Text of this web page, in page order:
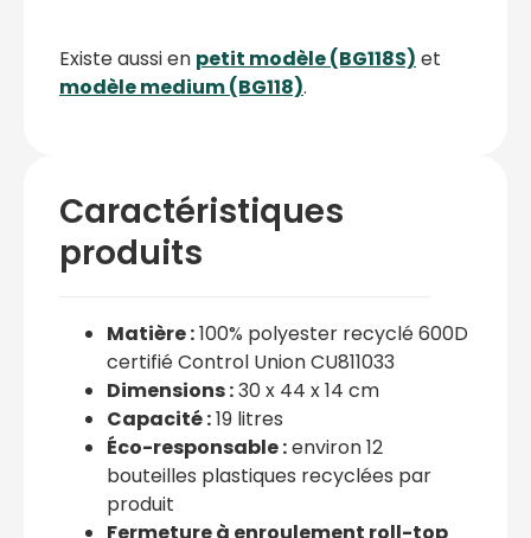
Existe aussi en petit modèle (BG118S) et
modèle medium (BG118).
Caractéristiques
produits
Matière :100% polyester recyclé 600D
certifié Control Union CU811033
Dimensions :30 x 44 x 14 cm
Capacité :19 litres
Éco-responsable :environ 12
bouteilles plastiques recyclées par
produit
Fermeture à enroulement roll-top